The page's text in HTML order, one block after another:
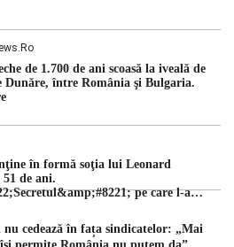
de 1.700 de ani scoasă la iveală de
Dunăre, între România şi Bulgaria.
în formă soţia lui Leonard
de ani.
pe care l-a
cedează în fața sindicatelor: „Mai